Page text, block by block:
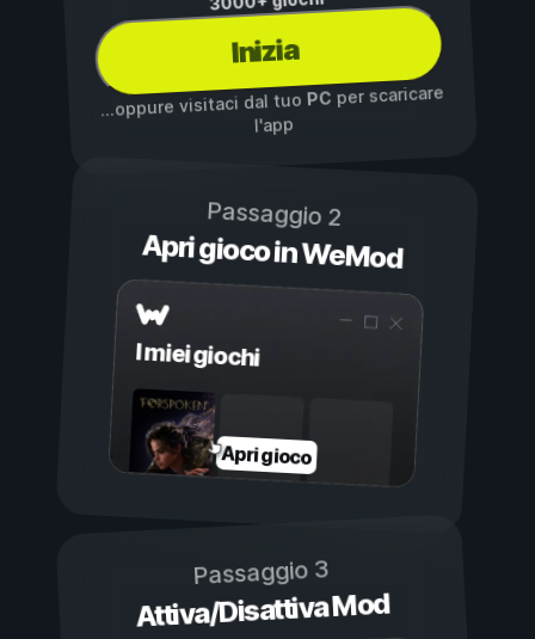
Inizia
...oppure visitaci dal tuoPC per scaricare
l'app
Passaggio 2
Apri gioco in WeMod
I miei giochi
Apri gioco
Passaggio 3
Attiva/Disattiva Mod